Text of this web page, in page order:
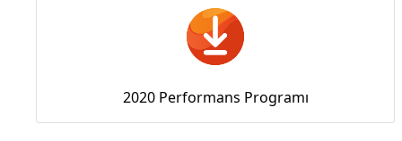
2020 Performans Programı